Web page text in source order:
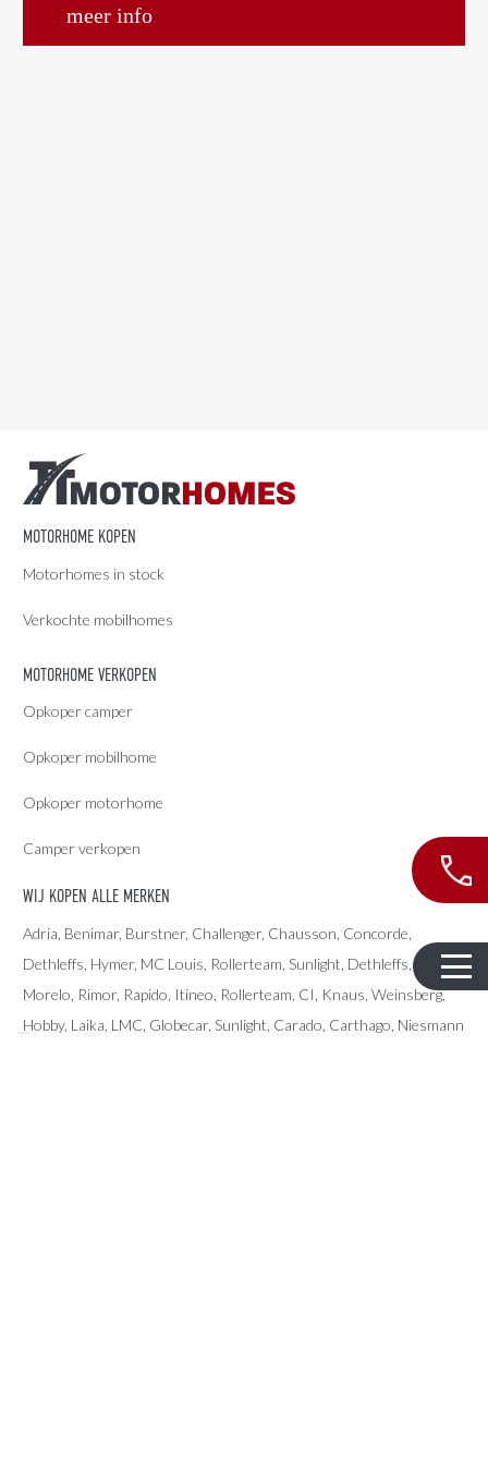
meer info
MOTORHOME KOPEN
Motorhomes in stock
Verkochte mobilhomes
MOTORHOME VERKOPEN
Opkoper camper
Opkoper mobilhome
Opkoper motorhome
Camper verkopen
WIJ KOPEN ALLE MERKEN
Adria , Benimar, Burstner, Challenger, Chausson, Concorde,
Dethleffs Hymer, MC Louis , Rollerteam, Sunlight, Dethleffs,
Morelo, Rimor, Rapido, Itineo, Rollerteam, CI, Knaus, Weinsberg,
Hobby, Laika, LMC, Globecar, Sunlight, Carado, Carthago, Niesmann